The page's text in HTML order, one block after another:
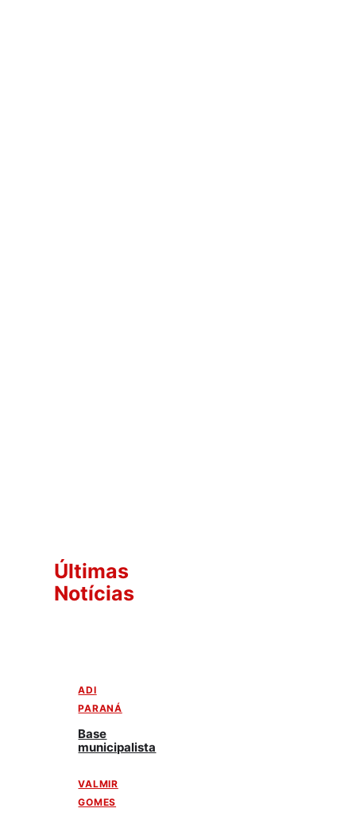
Últimas
Notícias
ADI
PARANÁ
Base
municipalista
VALMIR
GOMES